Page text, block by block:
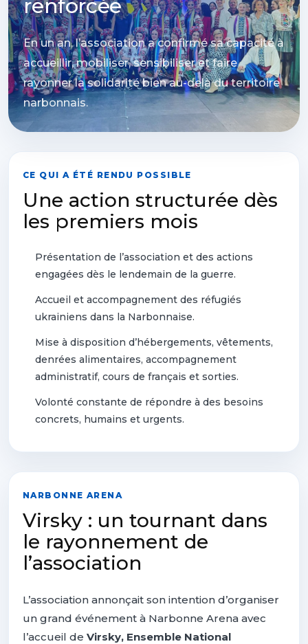
renforcée
En un an, l’association a confirmé sa capacité à
accueillir, mobiliser, sensibiliser et faire
rayonner la solidarité bien au-delà du territoire
narbonnais.
CE QUI A ÉTÉ RENDU POSSIBLE
Une action structurée dès
les premiers mois
Présentation de l’association et des actions
engagées dès le lendemain de la guerre.
Accueil et accompagnement des réfugiés
ukrainiens dans la Narbonnaise.
Mise à disposition d’hébergements, vêtements,
denrées alimentaires, accompagnement
administratif, cours de français et sorties.
Volonté constante de répondre à des besoins
concrets, humains et urgents.
NARBONNE ARENA
Virsky : un tournant dans
le rayonnement de
l’association
L’association annonçait son intention d’organiser
un grand événement à Narbonne Arena avec
l’accueil de Virsky, Ensemble National